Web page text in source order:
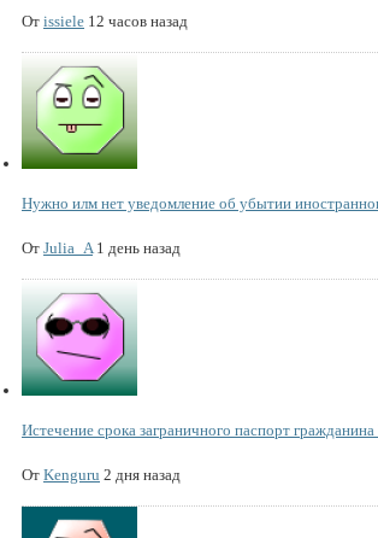
От issiele 12 часов назад
Нужно илм нет уведомление об убытии
От Julia_A 1 день назад
Истечение срока заграничного паспорт
От Kenguru 2 дня назад